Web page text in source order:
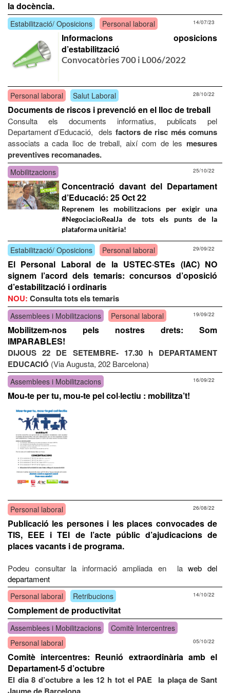
la docència.
Estabilització/ Oposicions Personal laboral 14/07/23
Informacions oposicions
d’estabilització
Convocatòries 700 i L006/2022
Personal laboral Salut Laboral 28/10/22
Documents de riscos i prevenció en el lloc de treball
Consulta els documents informatius, publicats pel
Departament d’Educació, dels factors de risc més comuns
associats a cada lloc de treball, així com de les mesures
preventives recomanades.
Mobilitzacions 25/10/22
Concentració davant del Departament
d’Educació: 25 Oct 22
Reprenem les mobilitzacions per exigir una
#NegociacioRealJa de tots els punts de la
plataforma unitària!
Estabilització/ Oposicions Personal laboral 29/09/22
El Personal Laboral de la USTEC·STEs (IAC) NO
signem l’acord dels temaris: concursos d’oposició
d’estabilització i ordinaris
NOU: Consulta tots els temaris
Assemblees i Mobilitzacions Personal laboral 19/09/22
Mobilitzem-nos pels nostres drets: Som
IMPARABLES!
DIJOUS 22 DE SETEMBRE- 17.30 h DEPARTAMENT
EDUCACIÓ (Via Augusta, 202 Barcelona)
Assemblees i Mobilitzacions 16/09/22
Mou-te per tu, mou-te pel col·lectiu : mobilitza’t!
Personal laboral 26/08/22
Publicació les persones i les places convocades de
TIS, EEE i TEI de l’acte públic d’ajudicacions de
places vacants i de programa.
Podeu consultar la informació ampliada en laweb del
departament
Personal laboral Retribucions 14/10/22
Complement de productivitat
Assemblees i Mobilitzacions
Comitè Intercentres
Personal laboral
05/10/22
Comitè intercentres: Reunió extraordinària amb el
Departament-5 d’octubre
El dia 8 d’octubre a les 12 h tot el PAE la plaça de Sant
Jaume de Barcelona